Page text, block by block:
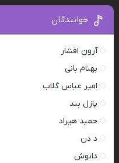
خوانندگان
آرون افشار
بهنام بانی
امیر عباس گلاب
پازل بند
حمید هیراد
د دن
دانوش